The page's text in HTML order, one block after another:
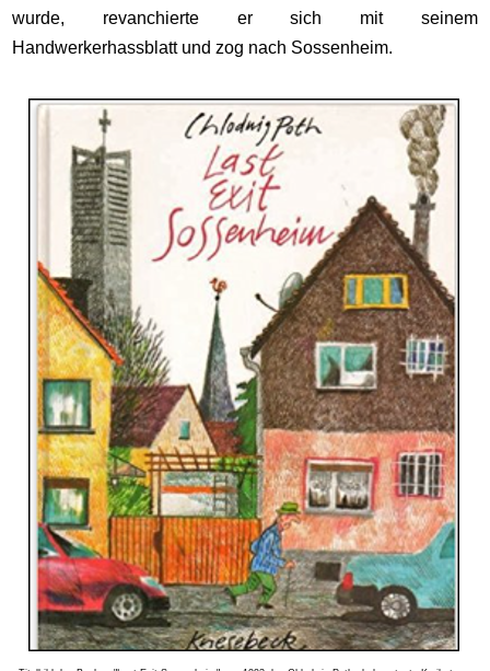
wurde, revanchierte er sich mit seinem
Handwerkerhassblatt und zog nach Sossenheim.